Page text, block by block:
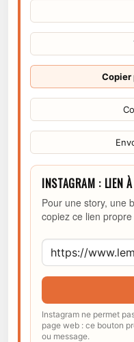
Copier
INSTAGRAM : LIEN À
Pour une story, une
copiez ce lien propre
Instagram ne permet
page web : ce bouton
ou message.